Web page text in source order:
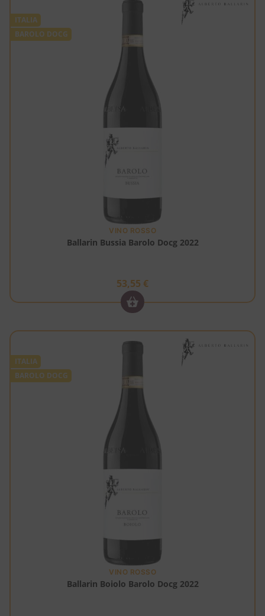
ITALIA
BAROLO DOCG
VINO ROSSO
Ballarin Bussia Barolo Docg 2022
53,55 €
ITALIA
BAROLO DOCG
VINO ROSSO
Ballarin Boiolo Barolo Docg 2022